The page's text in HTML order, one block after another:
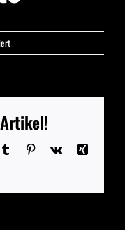
für
Rolle
Tumblr Pinterest
Vk
Xing